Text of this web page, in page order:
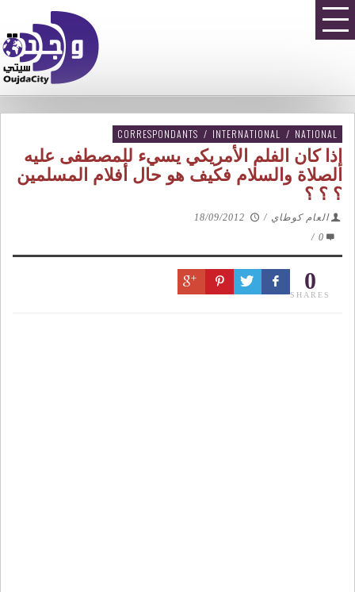
CORRESPONDANTS / INTERNATIONAL / NATIONAL
إذا كان الفلم الأمريكي يسيء للمصطفى عليه
الصلاة والسلام فكيف هو حال أفلام المسلمين
؟ ؟ ؟
العام كوطاي /
18/09/2012
0
/
0
SHARES